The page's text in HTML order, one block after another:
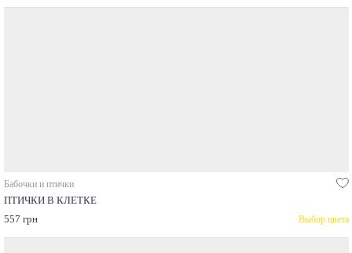
Бабочки и птички
ПТИЧКИ В КЛЕТКЕ
557 грн
Выбор цвета